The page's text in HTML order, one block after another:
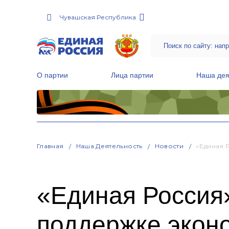
Чувашская Республика
О партии Лица партии Наша
Главная Наша Деятельность Новости «Единая
«Единая